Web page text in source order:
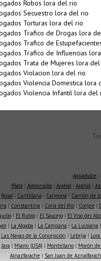
Robos lora del rio
Secuestro lora del rio
Torturas lora del rio
Trafico de Drogas lora
Trafico de
Trafico de Influencias
Trata de Mujeres lora
Violacion lora del rio
Violencia Domestica lora
Violencia Infantil lora del
Aguadulce |
Plata | Almensilla | Arahal| Arahal|
Rosal| Cantillana | Carmona | Carrión de
| Constantina | Coria del Río| Coripe |
| El Rubio| El Saucejo| El Viso del
| La Algaba | La Campana | La Luisiana |
Las Navas de la Concepción | Lebrija |
Jara | Miami (USA) | Montellano| Morón
Alnazfarache | San Juan de